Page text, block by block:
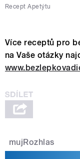
Recept Apetýtu
Více receptů pro
na Vaše otázky
mujRozhlas